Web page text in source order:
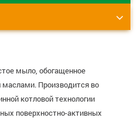
мыло, обогащенное
Производится во
котловой технологии
поверхностно-активных